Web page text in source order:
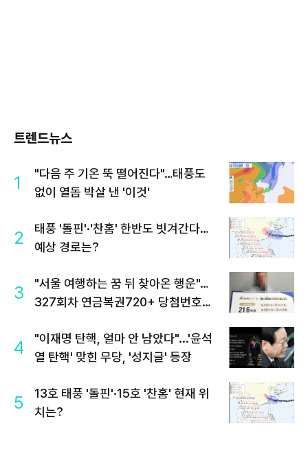
트렌드뉴스
1
"다음 주 기온 뚝 떨어진다"…태풍도
없이 열돔 박살 낸 '이것'
2
태풍 '돌핀'·'찬홈' 한반도 빗겨간다…
예상 경로는?
3
"서울 여행하는 꿈 뒤 찾아온 행운"…
327회차 연금복권720+ 당첨번호조
4
"이재명 탄핵, 얼마 안 남았다"...'윤석
열 탄핵' 맞힌 무당, '성지글' 등장
5
13호 태풍 '돌핀'·15호 '찬홈' 현재 위
치는?